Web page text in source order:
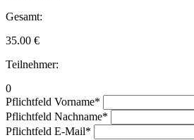
Gesamt:
35.00 €
Teilnehmer:
0
Pflichtfeld Vorname*
Pflichtfeld Nachname*
Pflichtfeld E-Mail*